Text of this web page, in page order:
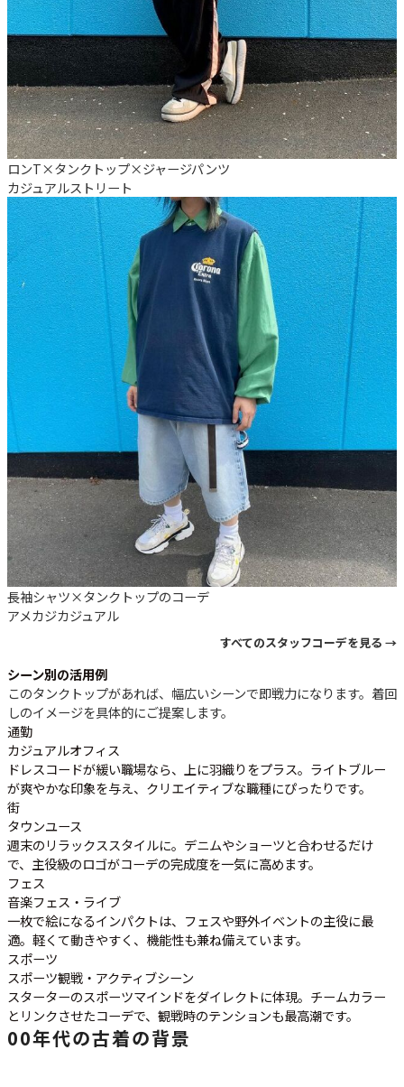
ロンT×タンクトップ×ジャージパンツ
カジュアルストリート
長袖シャツ×タンクトップのコーデ
アメカジカジュアル
すべてのスタッフコーデを見る →
シーン別の活用例
このタンクトップがあれば、幅広いシーンで即戦力になります。着回
しのイメージを具体的にご提案します。
通勤
カジュアルオフィス
ドレスコードが緩い職場なら、上に羽織りをプラス。ライトブルー
が爽やかな印象を与え、クリエイティブな職種にぴったりです。
街
タウンユース
週末のリラックススタイルに。デニムやショーツと合わせるだけ
で、主役級のロゴがコーデの完成度を一気に高めます。
フェス
音楽フェス・ライブ
一枚で絵になるインパクトは、フェスや野外イベントの主役に最
適。軽くて動きやすく、機能性も兼ね備えています。
スポーツ
スポーツ観戦・アクティブシーン
スターターのスポーツマインドをダイレクトに体現。チームカラー
とリンクさせたコーデで、観戦時のテンションも最高潮です。
00年代の古着の背景